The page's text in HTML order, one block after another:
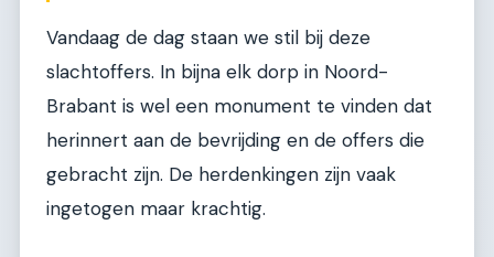
Vandaag de dag staan we stil bij deze
slachtoffers. In bijna elk dorp in Noord-
Brabant is wel een monument te vinden dat
herinnert aan de bevrijding en de offers die
gebracht zijn. De herdenkingen zijn vaak
ingetogen maar krachtig.